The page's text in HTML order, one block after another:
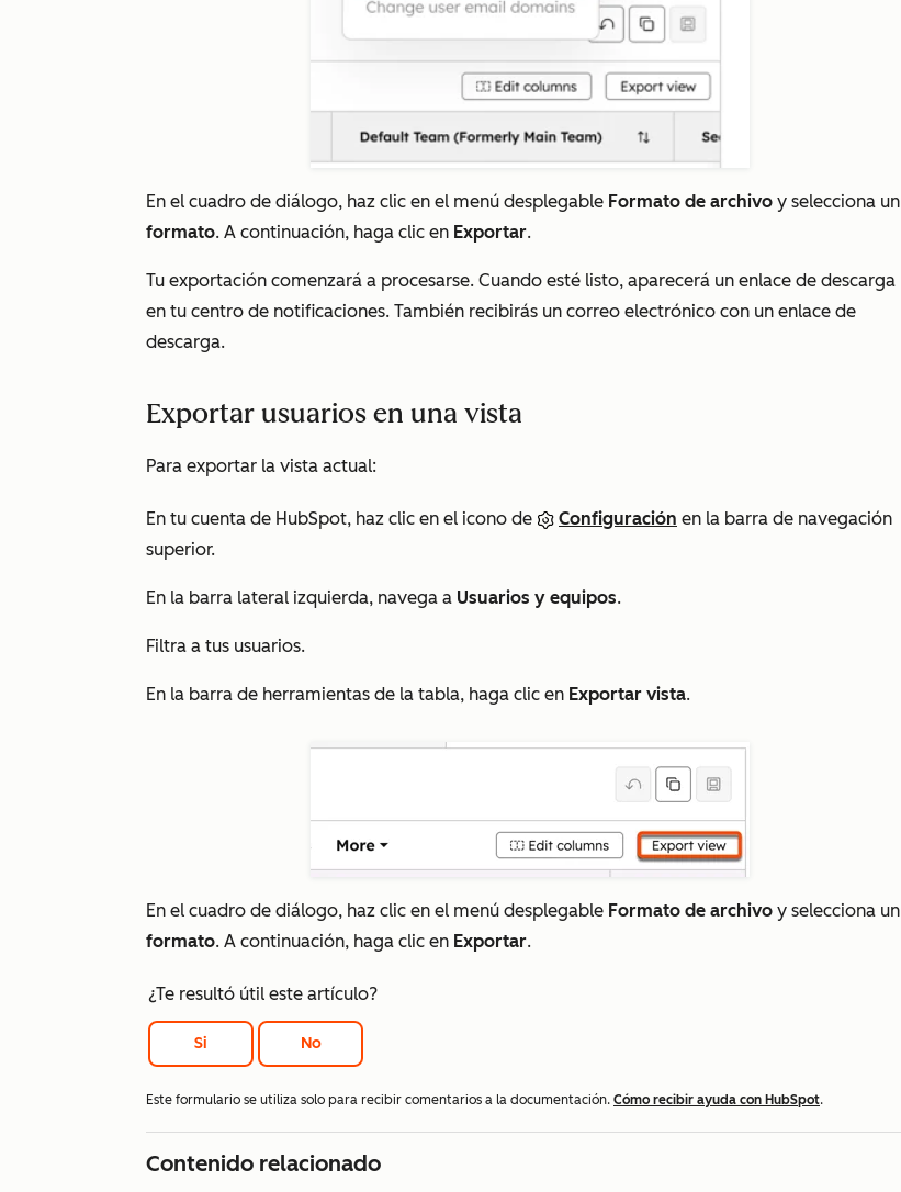
En el cuadro de diálogo, haz clic en el menú desplegable Formato de archivo y selecciona un
formato. A continuación, haga clic en Exportar.
Tu exportación comenzará a procesarse. Cuando esté listo, aparecerá un enlace de descarga
en tu centro de notificaciones. También recibirás un correo electrónico con un enlace de
descarga.
Exportar usuarios en una vista
Para exportar la vista actual:
En tu cuenta de HubSpot, haz clic en el icono de Configuración en la barra de navegación
superior.
En la barra lateral izquierda, navega a Usuarios y equipos.
Filtra a tus usuarios.
En la barra de herramientas de la tabla, haga clic en Exportar vista.
En el cuadro de diálogo, haz clic en el menú desplegable Formato de archivo y selecciona un
formato. A continuación, haga clic en Exportar.
¿Te resultó útil este artículo?
Si No
Este formulario se utiliza solo para recibir comentarios a la documentación. Cómo recibir ayuda con HubSpot.
Contenido relacionado